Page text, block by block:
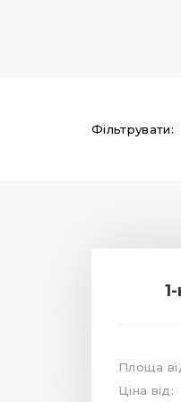
Фільтрувати:
Площа
Ціна від: